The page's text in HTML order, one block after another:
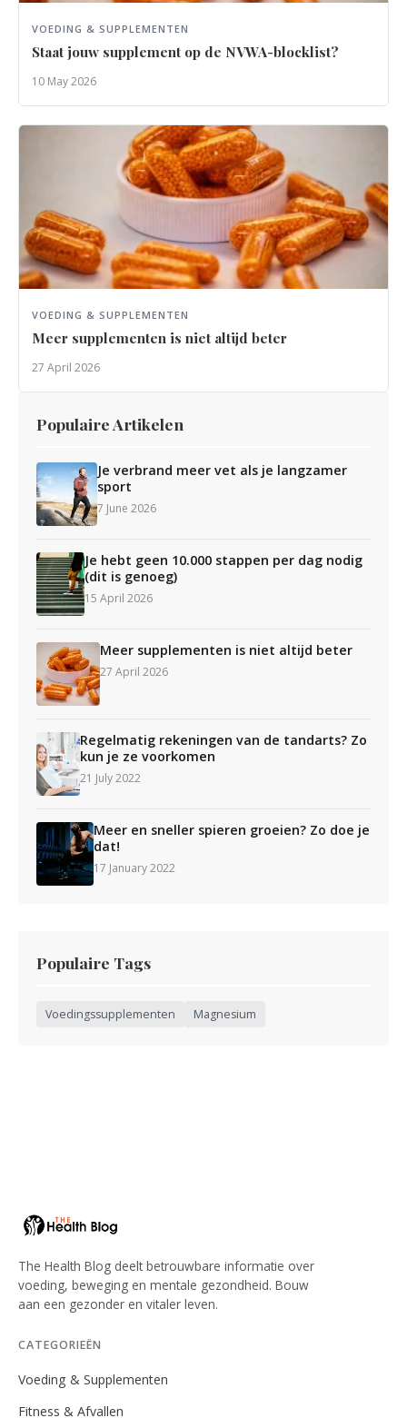
VOEDING & SUPPLEMENTEN
Staat jouw supplement op de NVWA-blocklist?
10 May 2026
VOEDING & SUPPLEMENTEN
Meer supplementen is niet altijd beter
27 April 2026
Populaire Artikelen
Je verbrand meer vet als je langzamer
sport
7 June 2026
Je hebt geen 10.000 stappen per dag nodig
(dit is genoeg)
15 April 2026
Meer supplementen is niet altijd beter
27 April 2026
Regelmatig rekeningen van de tandarts? Zo
kun je ze voorkomen
21 July 2022
Meer en sneller spieren groeien? Zo doe je
dat!
17 January 2022
Populaire Tags
Voedingssupplementen Magnesium
The Health Blog deelt betrouwbare informatie over
voeding, beweging en mentale gezondheid. Bouw
aan een gezonder en vitaler leven.
CATEGORIEËN
Voeding & Supplementen
Fitness & Afvallen